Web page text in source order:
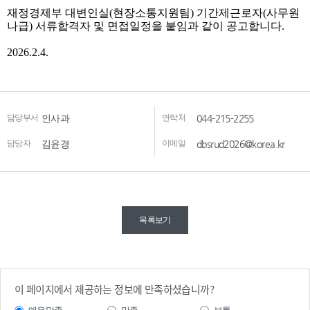
담당부서 인사과 연락처 044-215-2255
담당자 김윤경 이메일 dbsrud2026@korea.kr
목록보기
이 페이지에서 제공하는 정보에 만족하셨습니까?